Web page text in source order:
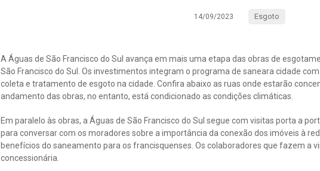
14/09/2023 Esgoto
A Águas de São Francisco do Sul avança em mais uma etapa das obras de
São Francisco do Sul. Os investimentos integram o programa de saneara cidade
coleta e tratamento de esgoto na cidade. Confira abaixo as ruas onde estarão
andamento das obras, no entanto, está condicionado as condições climáticas.
Em paralelo às obras, a Águas de São Francisco do Sul segue com visitas porta a
para conversar com os moradores sobre a importância da conexão dos imóveis à
benefícios do saneamento para os francisquenses. Os colaboradores que fazem a
concessionária.